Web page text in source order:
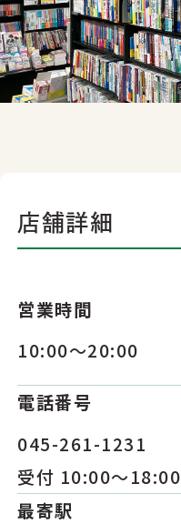
店舗詳細
営業時間
10:00～20:00
電話番号
045-261-1231
受付 10:00～18:00
最寄駅